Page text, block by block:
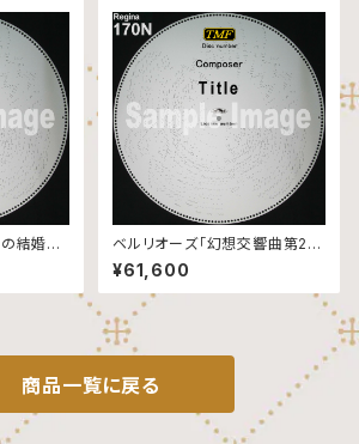
の結婚よ
ベルリオーズ「幻想交響曲第2楽
章」170弁ディスク
¥61,600
商品一覧に戻る